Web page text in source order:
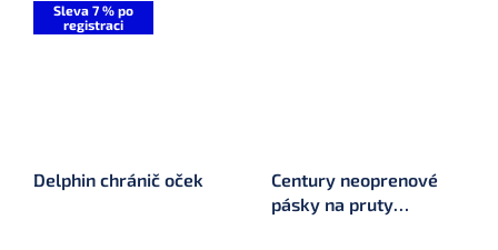
Sleva 7 % po
registraci
Delphin chránič oček
Century neoprenové
pásky na pruty